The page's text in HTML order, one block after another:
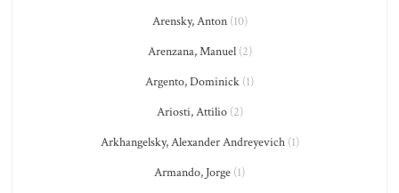
Arensky, Anton(10)
Arenzana, Manuel(2)
Argento, Dominick (1)
Ariosti, Attilio(2)
Arkhangelsky, Alexander Andreyevich(1)
Armando, Jorge (1)